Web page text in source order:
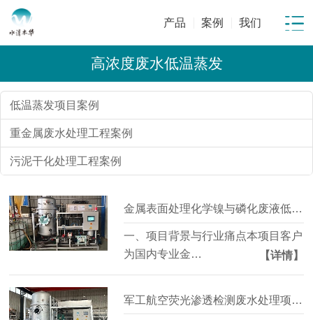
产品 案例 我们
高浓度废水低温蒸发
低温蒸发项目案例
重金属废水处理工程案例
污泥干化处理工程案例
金属表面处理化学镍与磷化废液低温蒸发减量项目 | 年节省委外成本超百万元
一、项目背景与行业痛点本项目客户
为国内专业金…
【详情】
军工航空荧光渗透检测废水处理项目 | 6 吨 / 天稳定达标 危废减量 90%+